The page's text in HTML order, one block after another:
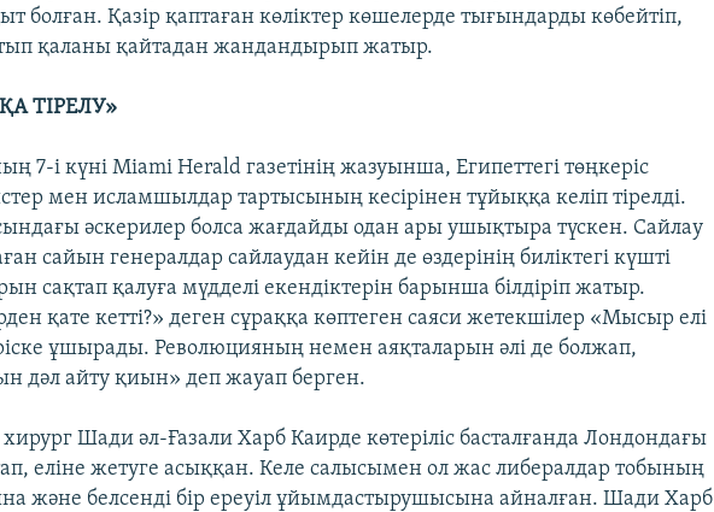
болған. Қазір қаптаған көліктер көшелерде тығындарды көбейтіп,
қаланы қайтадан жандандырып жатыр.
ТІРЕЛУ»
7-і күні Miami Herald газетінің жазуынша, Египеттегі төңкеріс
мен исламшылдар тартысының кесірінен тұйыққа келіп тірелді.
әскерилер болса жағдайды одан ары ушықтыра түскен. Сайлау
сайын генералдар сайлаудан кейін де өздерінің биліктегі күшті
сақтап қалуға мүдделі екендіктерін барынша білдіріп жатыр.
қате кетті?» деген сұраққа көптеген саяси жетекшілер «Мысыр елі
ұшырады. Революцияның немен аяқталарын әлі де болжап,
дәл айту қиын» деп жауап берген.
Шади әл-Ғазали Харб Каирде көтеріліс басталғанда Лондондағы
еліне жетуге асыққан. Келе салысымен ол жас либералдар тобының
және белсенді бір ереуіл ұйымдастырушысына айналған. Шади Харб